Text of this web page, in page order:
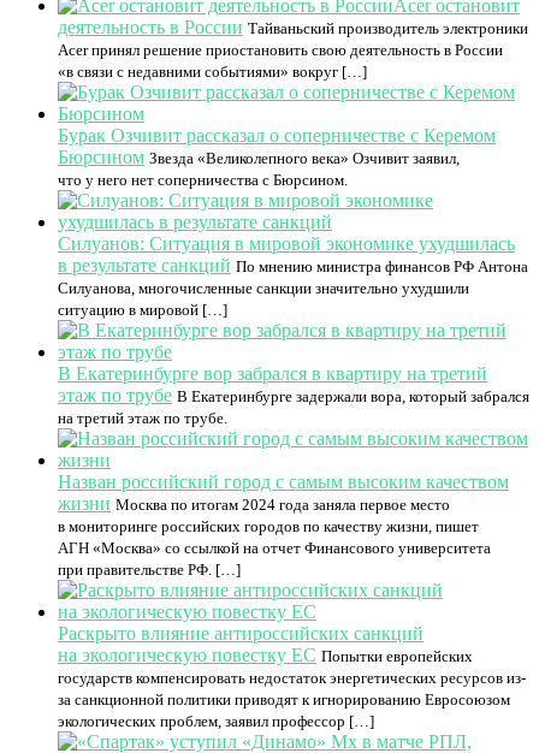
Acer остановит
деятельность в России Тайваньский производитель электроники
Acer принял решение приостановить свою деятельность в России
«в связи с недавними событиями» вокруг […]
Бурак Озчивит рассказал о соперничестве с Керемом
Бюрсином Звезда «Великолепного века» Озчивит заявил,
что у него нет соперничества с Бюрсином.
Силуанов: Ситуация в мировой экономике ухудшилась
в результате санкций По мнению министра финансов РФ Антона
Силуанова, многочисленные санкции значительно ухудшили
ситуацию в мировой […]
В Екатеринбурге вор забрался в квартиру на третий
этаж по трубе В Екатеринбурге задержали вора, который забрался
на третий этаж по трубе.
Назван российский город с самым высоким качеством
жизни Москва по итогам 2024 года заняла первое место
в мониторинге российских городов по качеству жизни, пишет
АГН «Москва» со ссылкой на отчет Финансового университета
при правительстве РФ. […]
Раскрыто влияние антироссийских санкций
на экологическую повестку ЕС Попытки европейских
государств компенсировать недостаток энергетических ресурсов из-
за санкционной политики приводят к игнорированию Евросоюзом
экологических проблем, заявил профессор […]